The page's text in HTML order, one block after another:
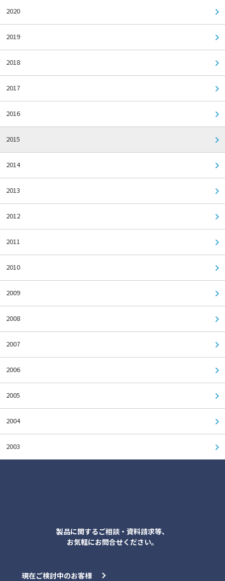
2020
2019
2018
2017
2016
2015
2014
2013
2012
2011
2010
2009
2008
2007
2006
2005
2004
2003
製品に関するご相談・資料請求等、
お気軽にお問合せください。
現在ご検討中のお客様